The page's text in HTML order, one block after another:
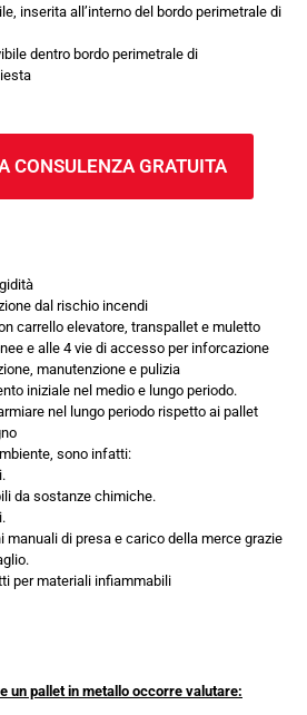
inserita all’interno del bordo perimetrale di
dentro bordo perimetrale di
CONSULENZA GRATUITA
dal rischio incendi
carrello elevatore, transpallet e muletto
e alle 4 vie di accesso per inforcazione
manutenzione e pulizia
iniziale nel medio e lungo periodo.
nel lungo periodo rispetto ai pallet
sono infatti:
da sostanze chimiche.
manuali di presa e carico della merce grazie
per materiali infiammabili
un pallet in metallo occorre valutare: